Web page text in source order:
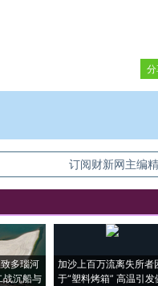
。经确认即可刊登转载。
订阅财新网主编
多瑙河
战沉船与
加沙上百万流离失所者
于“塑料烤箱” 高温引发